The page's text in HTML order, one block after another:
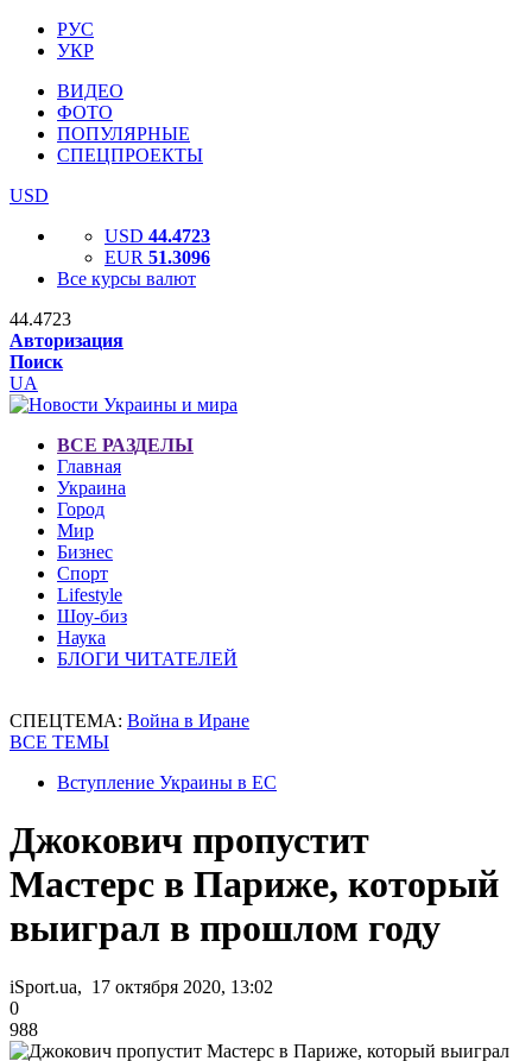
РУС
УКР
ВИДЕО
ФОТО
ПОПУЛЯРНЫЕ
СПЕЦПРОЕКТЫ
USD
USD 44.4723
EUR 51.3096
Все курсы валют
44.4723
Авторизация
Поиск
UA
ВСЕ РАЗДЕЛЫ
Главная
Украина
Город
Мир
Бизнес
Спорт
Lifestyle
Шоу-биз
Наука
БЛОГИ ЧИТАТЕЛЕЙ
СПЕЦТЕМА: Война в Иране
ВСЕ ТЕМЫ
Вступление Украины в ЕС
Джокович пропустит
Мастерс в Париже, который
выиграл в прошлом году
iSport.ua, 17 октября 2020, 13:02
0
988